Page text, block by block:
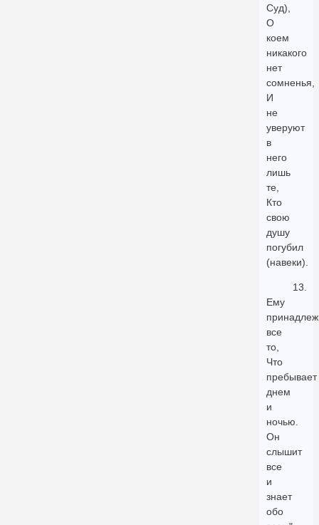
Суд),
О
коем
никакого
нет
сомненья,
И
не
уверуют
в
него
лишь
те,
Кто
свою
душу
погубил
(навеки).
13.
Ему
все
то,
Что
пребывает
днем
и
ночью.
Он
слышит
все
и
знает
обо